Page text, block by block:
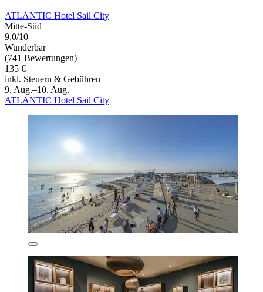
ATLANTIC Hotel Sail City
Mitte-Süd
9,0/10
Wunderbar
(741 Bewertungen)
135 €
inkl. Steuern & Gebühren
9. Aug.–10. Aug.
ATLANTIC Hotel Sail City